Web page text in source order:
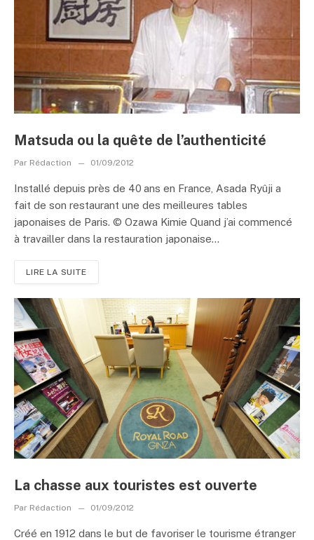
Matsuda ou la quête de l’authenticité
Par Rédaction 01/09/2012
Installé depuis près de 40 ans en France, Asada Ryûji a
fait de son restaurant une des meilleures tables
japonaises de Paris. © Ozawa Kimie Quand j’ai commencé
à travailler dans la restauration japonaise...
LIRE LA SUITE
La chasse aux touristes est ouverte
Par Rédaction 01/09/2012
Créé en 1912 dans le but de favoriser le tourisme étranger